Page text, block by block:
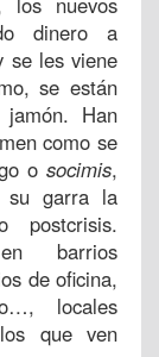
dinero a
se les viene
se están
Han
como se
o socimis,
su garra la
postcrisis.
barrios
de oficina,
locales
que ven